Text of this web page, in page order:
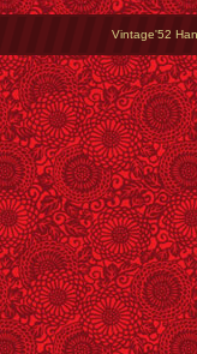
Vintage'52